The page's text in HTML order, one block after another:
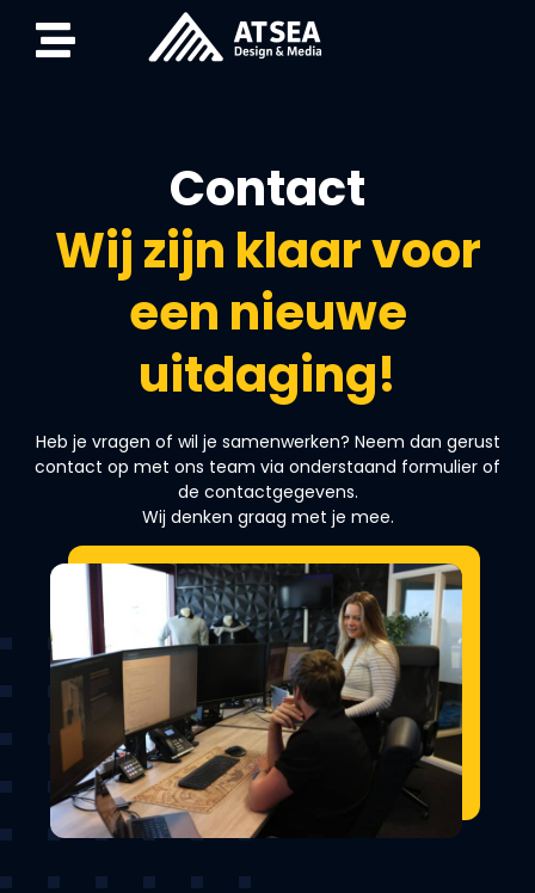
Contact
Wij zijn klaar voor
een nieuwe
uitdaging!
Heb je vragen of wil je samenwerken? Neem dan gerust
contact op met ons team via onderstaand formulier of
de contactgegevens.
Wij denken graag met je mee.